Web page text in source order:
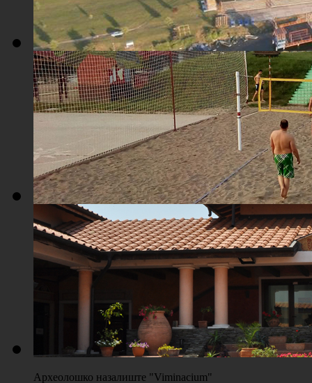
Плажа "Топољар" - Поглед из ваздуха
Плажа "Топољар" - Терени на песку
Археолошко назалиште "Viminacium"